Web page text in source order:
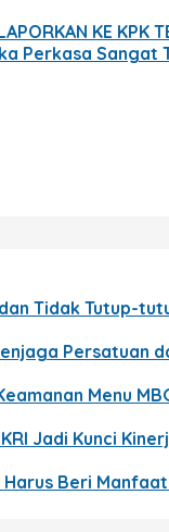
KE KPK
Perkasa Sangat
Tidak Tutup-
Persatuan
Menu
Jadi Kunci
Harus Beri